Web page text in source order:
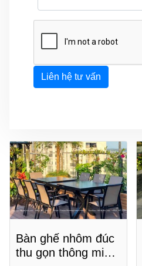
Liên hệ tư vấn
Bàn ghế nhôm đúc
thu gọn thông minh: